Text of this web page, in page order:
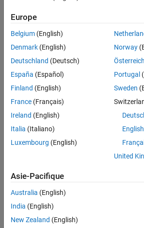
d'emploi
correspondant
à vos
critères
de
recherche.
Vous
pouvez
élargir
votre
recherche
ou
afficher
l’ensemble
d'emploi.
malgré
tout
vous
Europe
Belgium (English)
Denmark (English)
Deutschland (Deutsch)
España (Español)
Finland (English)
France (Français)
Ireland (English)
Italia (Italiano)
Luxembourg (English)
Norway
Österreich
Portugal
Sweden
English
United
Asie-Pacifique
Australia (English)
India (English)
New Zealand (English)